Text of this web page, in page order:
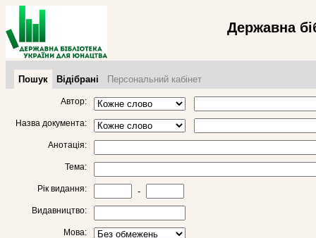
Державна
Пошук Відібрані Персональний кабінет
Автор:
Назва документа:
Анотація:
Тема:
Рік видання: -
Видавництво:
Мова: